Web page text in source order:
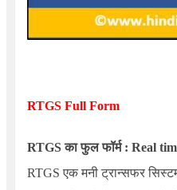
RTGS Full Form
RTGS का फुल फॉर्म : Real
RTGS एक मनी ट्रान्सफर